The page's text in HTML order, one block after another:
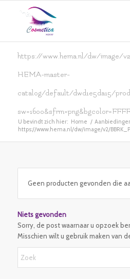
https://www.hema.nl/dw/
HEMA-master-
catalog/default/dwd1e5da15/
U bevindt zich hier: Home /
https://www.hema.nl/dw/image/v2/
Geen producten gevonden die
Niets gevonden
Sorry, de post waarnaar u opzoek
Misschien wilt u gebruik maken van